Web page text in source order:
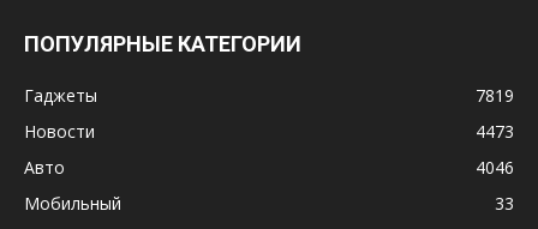
ПОПУЛЯРНЫЕ КАТЕГОРИИ
Гаджеты
7819
Новости
4473
Авто
4046
Мобильный
33